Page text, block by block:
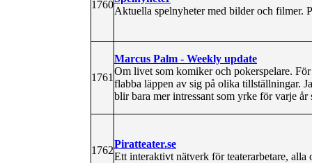
1760
Aktuella spelnyheter med bilder och filmer.
1761
Marcus Palm - Weekly update
Om livet som komiker och pokerspelare.
flabba läppen av sig på olika tillställningar.
blir bara mer intressant som yrke för varje år
1762
Piratteater.se
Ett interaktivt nätverk för teaterarbetare, alla